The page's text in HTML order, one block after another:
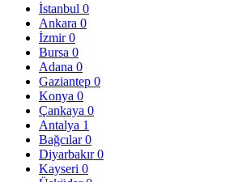
İstanbul 0
Ankara 0
İzmir0
Bursa 0
Adana 0
Gaziantep 0
Konya 0
Çankaya 0
Antalya 1
Bağcılar0
Diyarbakır0
Kayseri 0